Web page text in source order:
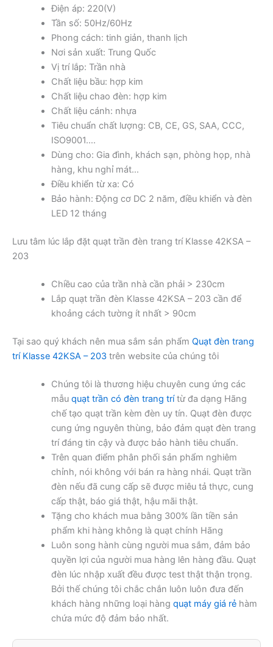
Điện áp: 220(V)
Tần số: 50Hz/60Hz
Phong cách: tinh giản, thanh lịch
Nơi sản xuất: Trung Quốc
Vị trí lắp: Trần nhà
Chất liệu bầu: hợp kim
Chất liệu chao đèn: hợp kim
Chất liệu cánh: nhựa
Tiêu chuẩn chất lượng: CB, CE, GS, SAA, CCC,
ISO9001….
Dùng cho: Gia đình, khách sạn, phòng họp, nhà
hàng, khu nghỉ mát…
Điều khiển từ xa: Có
Bảo hành: Động cơ DC 2 năm, điều khiển và đèn
LED 12 tháng
Lưu tâm lúc lắp đặt quạt trần đèn trang trí Klasse 42KSA –
203
Chiều cao của trần nhà cần phải > 230cm
Lắp quạt trần đèn Klasse 42KSA – 203 cần để
khoảng cách tường ít nhất > 90cm
Tại sao quý khách nên mua sắm sản phẩm Quạt đèn trang
trí Klasse 42KSA – 203 trên website của chúng tôi
Chúng tôi là thương hiệu chuyên cung ứng các
mẫu quạt trần có đèn trang trítừ đa dạng Hãng
chế tạo quạt trần kèm đèn uy tín. Quạt đèn được
cung ứng nguyên thùng, bảo đảm quạt đèn trang
trí đáng tin cậy và được bảo hành tiêu chuẩn.
Trên quan điểm phân phối sản phẩm nghiêm
chỉnh, nói không với bán ra hàng nhái. Quạt trần
đèn nếu đã cung cấp sẽ được miêu tả thực, cung
cấp thật, báo giá thật, hậu mãi thật.
Tặng cho khách mua bằng 300% lần tiền sản
phẩm khi hàng không là quạt chính Hãng
Luôn song hành cùng người mua sắm, đảm bảo
quyền lợi của người mua hàng lên hàng đầu. Quạt
đèn lúc nhập xuất đều được test thật thận trọng.
Bởi thế chúng tôi chắc chắn luôn luôn đưa đến
khách hàng những loại hàng quạt máy giá rẻhàm
chứa mức độ đảm bảo nhất.